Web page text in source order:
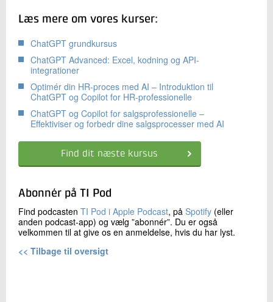
Læs mere om vores kurser:
ChatGPT grundkursus
ChatGPT Advanced: Excel, kodning og API-
integrationer
Optimér din HR-proces med AI – Introduktion til
ChatGPT og Copilot for HR-professionelle
ChatGPT og Copilot for salgsprofessionelle –
Effektiviser og forbedr dine salgsprocesser med AI
Find dit næste kursus
Abonnér på TI Pod
Find podcasten TI Pod i Apple Podcast, på Spotify (eller
anden podcast-app) og vælg ”abonnér”. Du er også
velkommen til at give os en anmeldelse, hvis du har lyst.
<< Tilbage til oversigt